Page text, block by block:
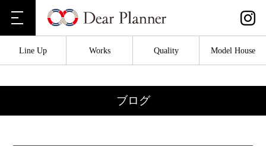
Line Up Works Quality Model House
ブログ